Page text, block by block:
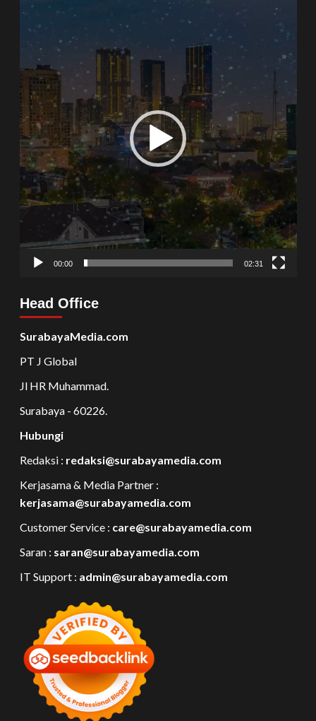
Video
Player
00:00 02:31
Head Office
SurabayaMedia.com
PT J Global
Jl HR Muhammad.
Surabaya - 60226.
Hubungi
Redaksi : redaksi@surabayamedia.com
Kerjasama & Media Partner :
kerjasama@surabayamedia.com
Customer Service : care@surabayamedia.com
Saran : saran@surabayamedia.com
IT Support : admin@surabayamedia.com